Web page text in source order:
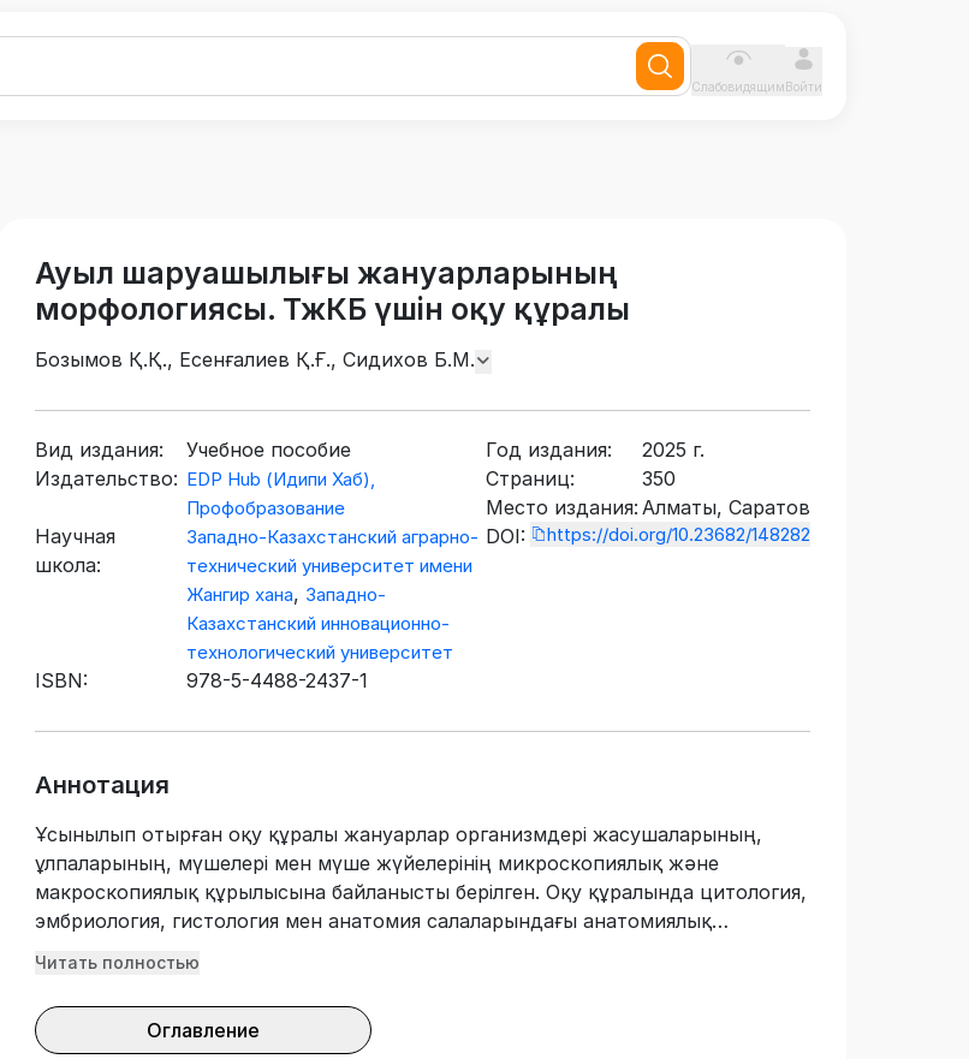
СлабовидящимВойти
Ауыл шаруашылығы жануарларының
морфологиясы. ТжКБ үшін оқу құралы
Бозымов Қ.Қ., Есенғалиев Қ.Ғ., Сидихов Б.М.
Вид издания:
Учебное пособие
Издательство: EDP Hub (Идипи Хаб),
Профобразование
Научная
школа:
Западно-Казахстанский аграрно-
технический университет имени
Жангир хана, Западно-
Казахстанский инновационно-
технологический университет
ISBN: 978-5-4488-2437-1
Год издания:
2025 г.
Страниц:
350
Место издания: Алматы, Саратов
DOI:
https://doi.org/10.23682/148282
Аннотация
Ұсынылып отырған оқу құралы жануарлар организмдері жасушаларының,
ұлпаларының, мүшелері мен мүше жүйелерінің микроскопиялық және
макроскопиялық құрылысына байланысты берілген. Оқу құралында цитология,
эмбриология, гистология мен анатомия салаларындағы анатомиялық
гистологиялық, клиникалық және фармацевтикалық номенклатуралық
жануарларының морфологиясы» оқу құралында «Ветеринарлық медицина»,
«Ветеринарлық санитария» және «Мал шаруашылығы өнімдерін өндіру
Читать полностью
Оглавление